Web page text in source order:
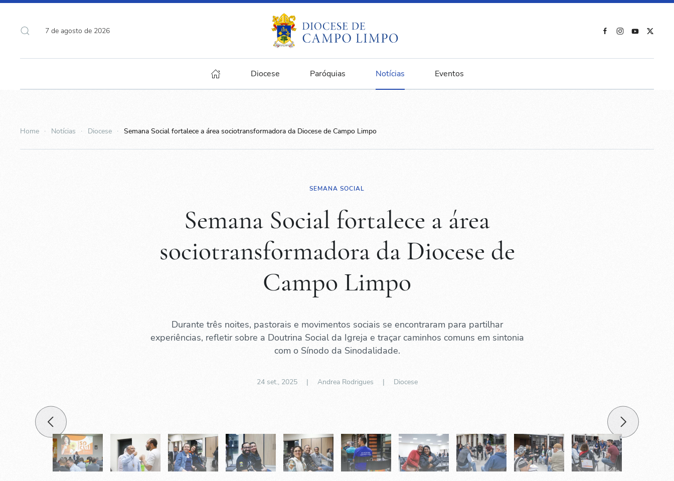
7 de agosto de 2026
Diocese Paróquias Notícias Eventos
Home Notícias Diocese Semana Social fortalece a área sociotransformadora da Diocese de Campo Limpo
SEMANA SOCIAL
Semana Social fortalece a área
sociotransformadora da Diocese de
Campo Limpo
Durante três noites, pastorais e movimentos sociais se encontraram para partilhar
experiências, refletir sobre a Doutrina Social da Igreja e traçar caminhos comuns em sintonia
com o Sínodo da Sinodalidade.
24 set., 2025| Andrea Rodrigues | Diocese